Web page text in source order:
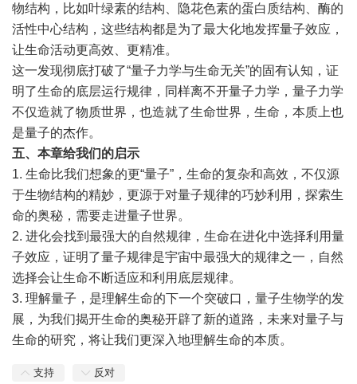
物结构，比如叶绿素的结构、隐花色素的蛋白质结构、酶的
活性中心结构，这些结构都是为了最大化地发挥量子效应，
让生命活动更高效、更精准。
这一发现彻底打破了“量子力学与生命无关”的固有认知，证
明了生命的底层运行规律，同样离不开量子力学，量子力学
不仅造就了物质世界，也造就了生命世界，生命，本质上也
是量子的杰作。
五、本章给我们的启示
1. 生命比我们想象的更“量子”，生命的复杂和高效，不仅源
于生物结构的精妙，更源于对量子规律的巧妙利用，探索生
命的奥秘，需要走进量子世界。
2. 进化会找到最强大的自然规律，生命在进化中选择利用量
子效应，证明了量子规律是宇宙中最强大的规律之一，自然
选择会让生命不断适应和利用底层规律。
3. 理解量子，是理解生命的下一个突破口，量子生物学的发
展，为我们揭开生命的奥秘开辟了新的道路，未来对量子与
生命的研究，将让我们更深入地理解生命的本质。
支持 反对